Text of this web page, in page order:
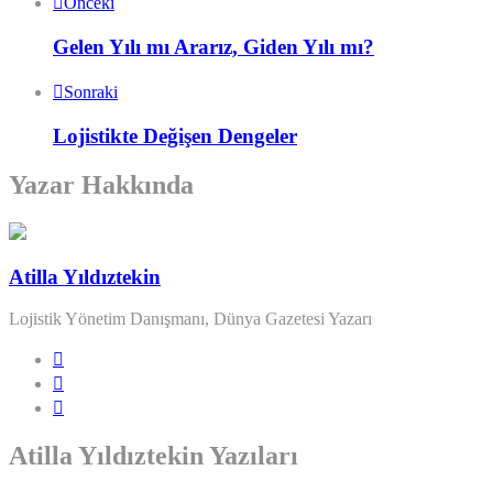
Gelen Yılı mı Ararız, Giden Yılı mı?
Sonraki
Lojistikte Değişen Dengeler
Yazar Hakkında
Atilla Yıldıztekin
Lojistik Yönetim Danışmanı, Dünya Gazetesi Yazarı
Atilla Yıldıztekin Yazıları